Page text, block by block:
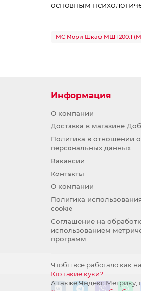
основным
МС Мори Шкаф МШ 1200.1
Чтобы всё работало как
Кто такие куки?
А также Яндекс.Метрику,
Информация
О компании
Доставка в магазине
Политика в отношении
персональных данных
Вакансии
Контакты
О компании
Политика
cookie
Соглашение на
использованием
программ